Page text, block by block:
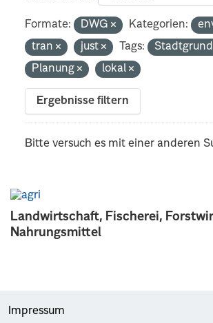
Landwirtschaft, Fischerei,
Nahrungsmittel
Formate: DWG Kategorien:
tran
just Tags:
Planung
lokal
Ergebnisse filtern
Bitte versuch es mit einer anderen
Impressum